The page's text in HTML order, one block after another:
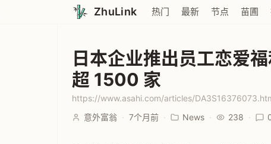
ZhuLink 热门 最新 节点 苗圃
日本企业推出员工恋爱
超 1500 家
https://www.asahi.com/articles/
意外富翁 · 7个月前 · News · 238 ·